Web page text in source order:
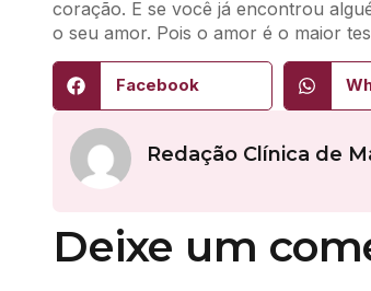
coração. E se você já encontrou
o seu amor. Pois o amor é o maior
Facebook
Redação Clínica de
Deixe um